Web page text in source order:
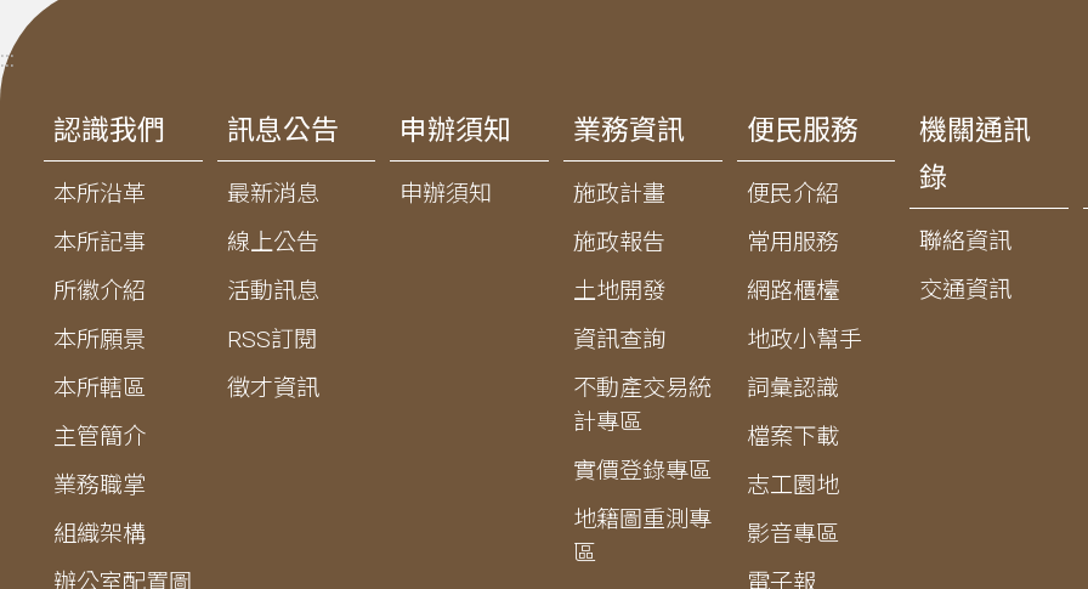
:::
認識我們
本所沿革
本所記事
所徽介紹
本所願景
本所轄區
主管簡介
業務職掌
組織架構
辦公室配置圖
訊息公告
最新消息
線上公告
活動訊息
RSS訂閱
徵才資訊
申辦須知
申辦須知
業務資訊
施政計畫
施政報告
土地開發
資訊查詢
不動產交易統
計專區
實價登錄專區
地籍圖重測專
區
便民服務
便民介紹
常用服務
網路櫃檯
地政小幫手
詞彙認識
檔案下載
志工園地
影音專區
電子報
機關通訊
錄
聯絡資訊
交通資訊